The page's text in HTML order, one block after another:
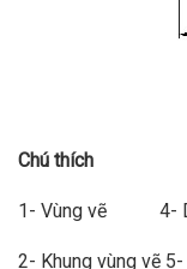
Chú thích
1- Vùng vẽ 4-
2- Khung vùng vẽ